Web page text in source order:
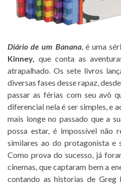
Diário de um Banana, é uma
Kinney, que conta as
atrapalhado. Os sete livros
diversas fases desse rapaz,
passar as férias com seu avô
diferencial nela é ser simples, e
mais longe no passado que a
possa estar, é impossível não
similares ao do protagonista e
Como prova do sucesso, já
cinemas, que captaram bem a
contando as historias de